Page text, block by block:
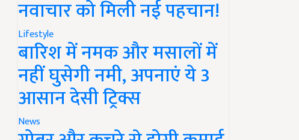
नवाचार को मिली नई पहचान!
Lifestyle
बारिश में नमक और मसालों में
नहीं घुसेगी नमी, अपनाएं ये 3
आसान देसी ट्रिक्स
News